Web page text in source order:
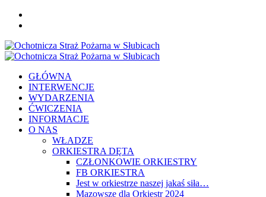
Skip
Primary
GŁÓWNA
INTERWENCJE
WYDARZENIA
ĆWICZENIA
INFORMACJE
O NAS
WŁADZE
ORKIESTRA DĘTA
CZŁONKOWIE ORKIESTRY
FB ORKIESTRA
Jest w orkiestrze naszej jakaś siła…
Mazowsze dla Orkiestr 2024